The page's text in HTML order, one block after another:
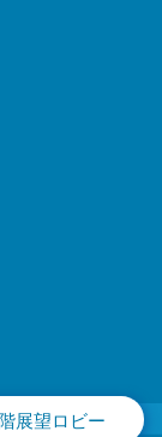
展望ロビー